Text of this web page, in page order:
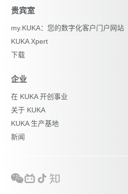
贵宾室
my.KUKA：您的数字化客户门户网站
KUKA Xpert
下载
企业
在 KUKA 开创事业
关于 KUKA
KUKA 生产基地
新闻